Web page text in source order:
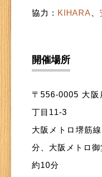
協力： KIHARA、
開催場所
〒556-0005 大
丁目11-3
大阪メトロ堺筋
分、大阪メトロ
約10分